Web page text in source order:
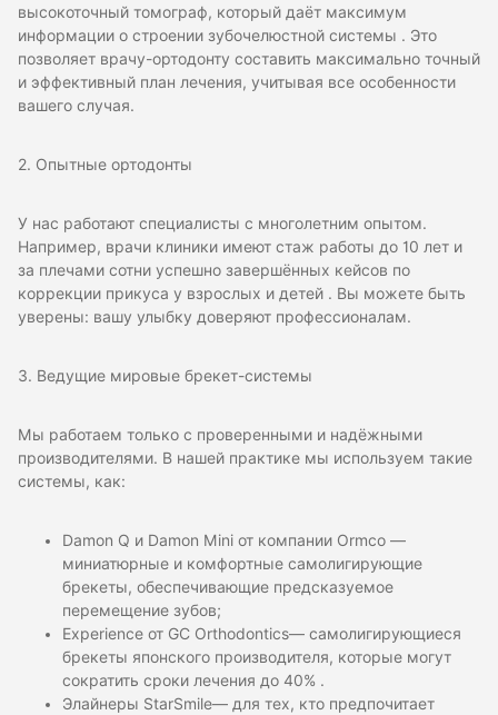
высокоточный томограф, который даёт максимум
информации о строении зубочелюстной системы . Это
позволяет врачу-ортодонту составить максимально точный
и эффективный план лечения, учитывая все особенности
вашего случая.
2. Опытные ортодонты
У нас работают специалисты с многолетним опытом.
Например, врачи клиники имеют стаж работы до 10 лет и
за плечами сотни успешно завершённых кейсов по
коррекции прикуса у взрослых и детей . Вы можете быть
уверены: вашу улыбку доверяют профессионалам.
3. Ведущие мировые брекет-системы
Мы работаем только с проверенными и надёжными
производителями. В нашей практике мы используем такие
системы, как:
Damon Q и Damon Mini от компании Ormco —
миниатюрные и комфортные самолигирующие
брекеты, обеспечивающие предсказуемое
перемещение зубов;
Experience от GC Orthodontics— самолигирующиеся
брекеты японского производителя, которые могут
сократить сроки лечения до 40% .
Элайнеры StarSmile— для тех, кто предпочитает